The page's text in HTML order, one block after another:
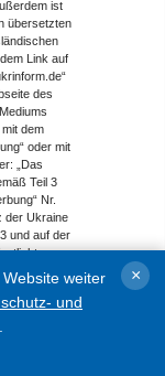
ist
übersetzten
Link auf
des
dem
oder mit
„Das
Teil 3
Nr.
der Ukraine
und auf der
01421.
weiter
und
×